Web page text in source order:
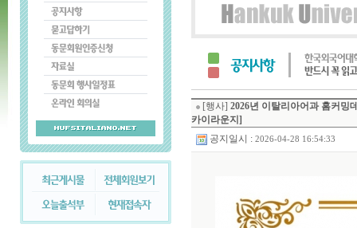
[행사] 2026년 이탈리아어과 홈커밍
카이라운지]
공지일시 : 2026-04-28 16:54:33